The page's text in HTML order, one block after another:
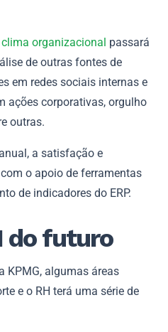
organizacional passará
de outras fontes de
em redes sociais internas e
ações corporativas, orgulho
outras.
a satisfação e
o apoio de ferramentas
de indicadores do ERP.
do futuro
KPMG, algumas áreas
e o RH terá uma série de